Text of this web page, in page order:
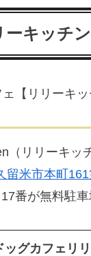
ーキッチ
【リリーキ
（リリーキッ
留米市本町
番が無料駐
ッグカフェリ